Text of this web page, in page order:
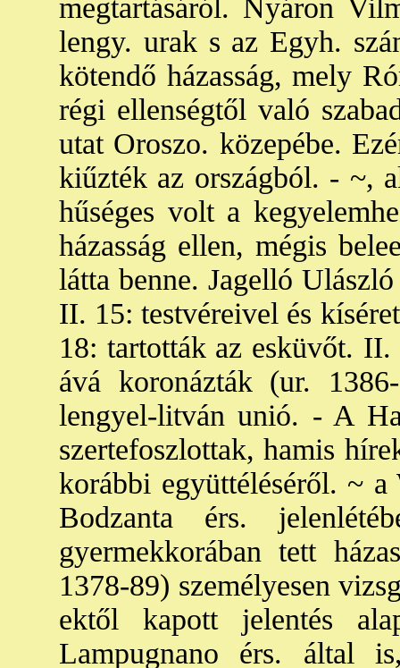
megtartásáról. Nyáron
lengy. urak s az Egyh.
kötendő házasság, mely
régi ellenségtől való
utat Oroszo. közepébe.
kiűzték az országból. - ~,
hűséges volt a
házasság ellen, mégis
látta benne. Jagelló
II. 15: testvéreivel és
18: tartották az esküvőt.
ává koronázták (ur.
lengyel-litván unió. - A
szertefoszlottak, hamis
korábbi együttéléséről. ~ a
Bodzanta érs.
gyermekkorában tett
1378-89) személyesen
ektől kapott jelentés
Lampugnano érs. által